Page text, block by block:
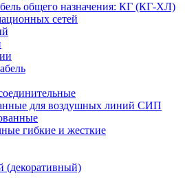
общего назначения: КГ (КГ-ХЛ)
сетей
для воздушных линий СИП
гибкие и жесткие
(декоративный)